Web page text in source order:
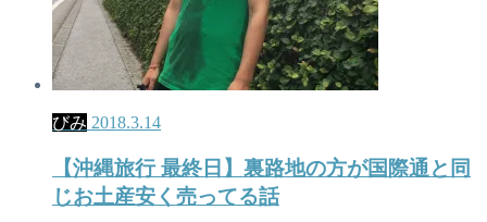
びみ 2018.3.14
【沖縄旅行 最終日】裏路地の方が国際通と同
じお土産安く売ってる話